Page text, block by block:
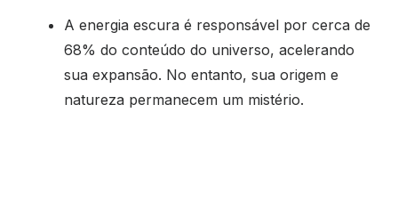
A energia escura é responsável por cerca de
68% do conteúdo do universo, acelerando
sua expansão. No entanto, sua origem e
natureza permanecem um mistério.